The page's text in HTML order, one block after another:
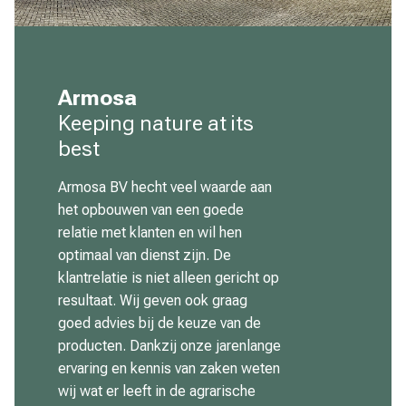
Armosa
Keeping nature at its
best
Armosa BV hecht veel waarde aan
het opbouwen van een goede
relatie met klanten en wil hen
optimaal van dienst zijn. De
klantrelatie is niet alleen gericht op
resultaat. Wij geven ook graag
goed advies bij de keuze van de
producten. Dankzij onze jarenlange
ervaring en kennis van zaken weten
wij wat er leeft in de agrarische